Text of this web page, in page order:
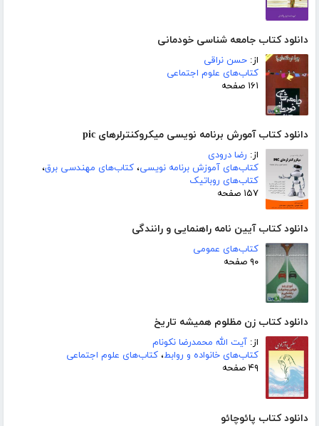
دانلود کتاب جامعه شناسی خودمانی
از: حسن نراقی
کتاب‌های علوم اجتماعی
۱۶۱ صفحه
دانلود کتاب آمورش برنامه نویسی میکروکنترلرهای pic
از: رضا درودی
کتاب‌های آموزش برنامه نویسی، کتاب‌های مهندسی برق،
کتاب‌های روباتیک
۱۵۷ صفحه
دانلود کتاب آیین نامه راهنمایی و رانندگی
کتاب‌های عمومی
۹۰ صفحه
دانلود کتاب زن مظلوم همیشه تاریخ
از: آیت الله محمدرضا نکونام
کتاب‌های خانواده و روابط، کتاب‌های علوم اجتماعی
۴۹ صفحه
دانلود کتاب پائوچائو